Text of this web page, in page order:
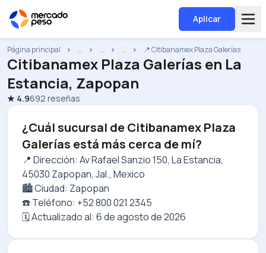
Aplicar
Página principal ... ... ... 📍 Citibanamex Plaza Galerías
Citibanamex Plaza Galerías en La
Estancia, Zapopan
★ 4.9692 reseñas
¿Cuál sucursal de Citibanamex Plaza
Galerías está más cerca de mí?
📍 Dirección: Av Rafael Sanzio 150, La Estancia,
45030 Zapopan, Jal., Mexico
🏙️ Ciudad: Zapopan
☎️ Teléfono: +52 800 021 2345
🗓️ Actualizado al: 6 de agosto de 2026